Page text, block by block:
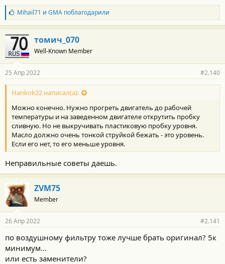
Б
л
а
г
о
д
а
н
о
с
и
:
Mihail71 и GMAпоблагодарили
томич_070
Well-Known Member
25 Апр 2022 #2.140
Hankok22 написал(а):
Можно конечно. Нужно прогреть двигатель до рабочей
температуры и на заведенном двигателе открутить пробку
сливную. Но не выкручивать пластиковую пробку уровня.
Масло должно очень тонкой струйкой бежать - это уровень.
Если его нет, то его меньше уровня.
Неправильные советы даешь.
ZVM75
Member
26 Апр 2022 #2.141
по воздушному фильтру тоже лучше брать оригинал? 5к
минимум...
или есть заменители?